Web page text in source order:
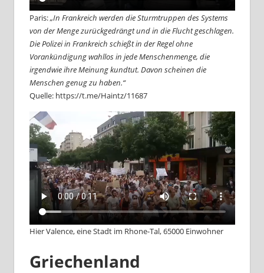
Paris:„In Frankreich werden die Sturmtruppen des Systems
von der Menge zurückgedrängt und in die Flucht geschlagen.
Die Polizei in Frankreich schießt in der Regel ohne
Vorankündigung wahllos in jede Menschenmenge, die
irgendwie ihre Meinung kundtut. Davon scheinen die
Menschen genug zu haben.“
Quelle: https://t.me/Haintz/11687
Hier Valence, eine Stadt im Rhone-Tal, 65000 Einwohner
Griechenland